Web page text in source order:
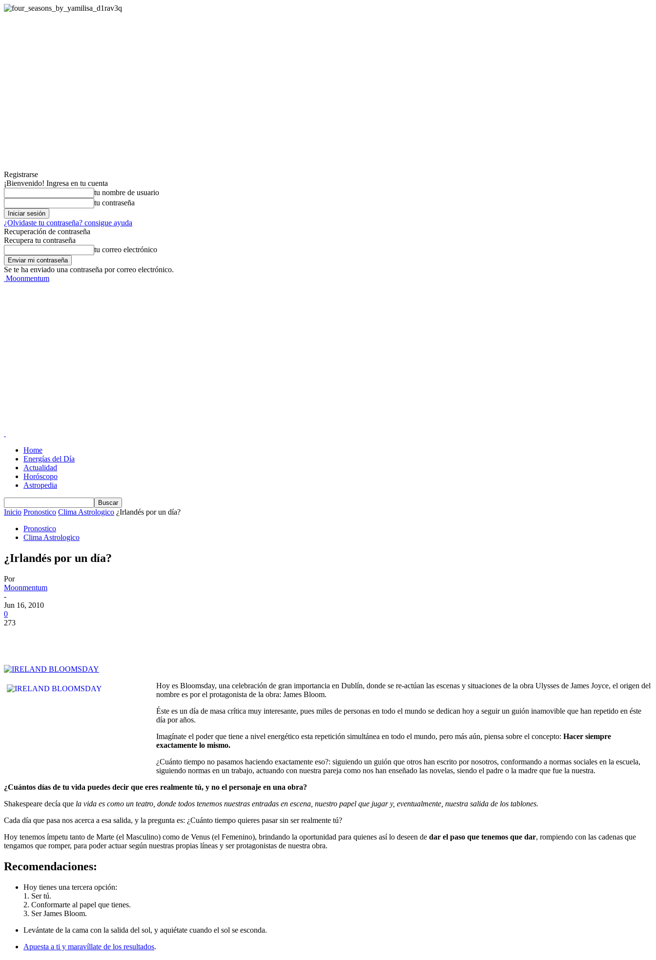
Registrarse
¡Bienvenido! Ingresa en tu cuenta
tu nombre de usuario
tu contraseña
¿Olvidaste tu contraseña? consigue ayuda
Recuperación de contraseña
Recupera tu contraseña
tu correo electrónico
Se te ha enviado una contraseña por correo electrónico.
Moonmentum
Home
Energías del Día
Actualidad
Horóscopo
Astropedia
Inicio Pronostico Clima Astrologico ¿Irlandés por un día?
Pronostico
Clima Astrologico
¿Irlandés por un día?
Por
Moonmentum
-
Jun 16, 2010
0
273
Hoy es Bloomsday, una celebración de gran importancia en Dublín, donde se re-actúan las escenas y situaciones de la obra Ulysses de James Joyce, el origen del
nombre es por el protagonista de la obra: James Bloom.
Éste es un día de masa crítica muy interesante, pues miles de personas en todo el mundo se dedican hoy a seguir un guión inamovible que han repetido en éste
día por años.
Imagínate el poder que tiene a nivel energético esta repetición simultánea en todo el mundo, pero más aún, piensa sobre el concepto: Hacer siempre
exactamente lo mismo.
¿Cuánto tiempo no pasamos haciendo exactamente eso?: siguiendo un guión que otros han escrito por nosotros, conformando a normas sociales en la escuela,
siguiendo normas en un trabajo, actuando con nuestra pareja como nos han enseñado las novelas, siendo el padre o la madre que fue la nuestra.
¿Cuántos días de tu vida puedes decir que eres realmente tú, y no el personaje en una obra?
Shakespeare decía que la vida es como un teatro, donde todos tenemos nuestras entradas en escena, nuestro papel que jugar y, eventualmente, nuestra salida de los tablones.
Cada día que pasa nos acerca a esa salida, y la pregunta es: ¿Cuánto tiempo quieres pasar sin ser realmente tú?
Hoy tenemos ímpetu tanto de Marte (el Masculino) como de Venus (el Femenino), brindando la oportunidad para quienes así lo deseen de dar el paso que tenemos que dar, rompiendo con las cadenas que
tengamos que romper, para poder actuar según nuestras propias líneas y ser protagonistas de nuestra obra.
Recomendaciones:
Hoy tienes una tercera opción:
1. Ser tú.
2. Conformarte al papel que tienes.
3. Ser James Bloom.
Levántate de la cama con la salida del sol, y aquiétate cuando el sol se esconda.
Apuesta a ti y maravíllate de los resultados.